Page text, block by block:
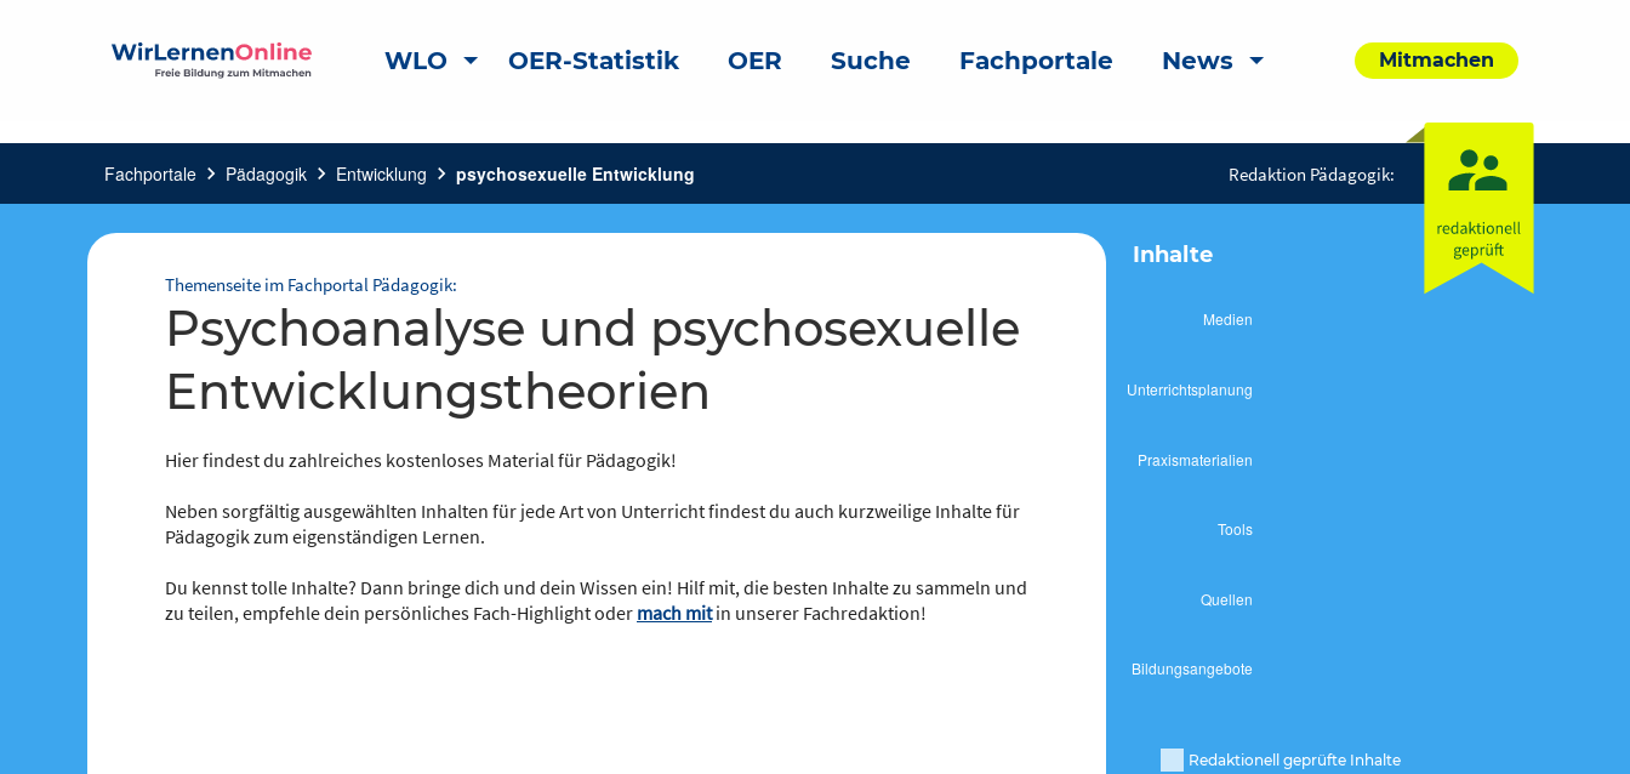
WLO OER-Statistik OER Suche Fachportale News Mitmachen
Fachportale chevron_right Pädagogik chevron_right Entwicklung chevron_right psychosexuelle Entwicklung Redaktion Pädagogik:
Themenseite im Fachportal Pädagogik:
Psychoanalyse und psychosexuelle
Entwicklungstheorien
Hier findest du zahlreiches kostenloses Material für Pädagogik!
Neben sorgfältig ausgewählten Inhalten für jede Art von Unterricht findest du auch kurzweilige Inhalte für
Pädagogik zum eigenständigen Lernen.
Du kennst tolle Inhalte? Dann bringe dich und dein Wissen ein! Hilf mit, die besten Inhalte zu sammeln und
zu teilen, empfehle dein persönliches Fach-Highlight oder mach mitin unserer Fachredaktion!
Inhalte
Redaktionell geprüfte Inhalte